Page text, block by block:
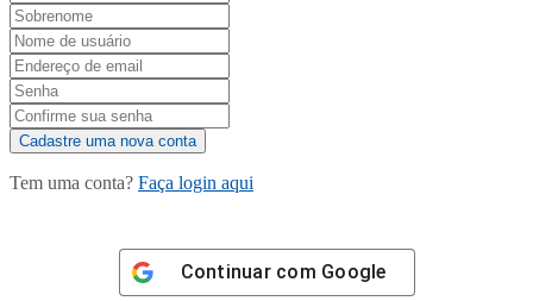
Tem uma conta? Faça login aqui
Continuar com Google